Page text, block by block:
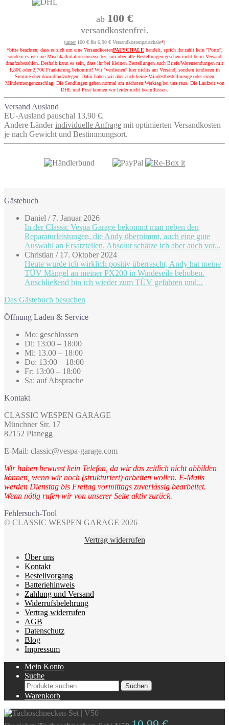
ab 100 €
versandkostenfrei.
(unter100 € für 6,90 € Versandkostenpauschale*)
*bitte beachten, dass es sich um eine VersandkostenPAUSCHALEhandelt, sprich ihr zahlt kein "Porto",
sondern es ist eine Mischkalkulation unserseites, um über alle Bestellungen gesehen nicht beim Versand
draufzubezahlen. Deshalb kann es sein, dass ihr bei kleinen Bestellungen auch Briefe/Warensendungen mit
1,80€ oder 2,70€ Frankierung bekommt! Wir "verdienen" hier nichts am Versand, sondern tendieren in
Summe eher dazu draufzulegen. Dafür haben wir aber auch keine Mindestbestellmenge oder einen
Mindermengenzuschlag. Die Sendungen gehen normal am nächsten Werktag bei uns raus. Die Laufzeit von
DHL und Post können wir leider nicht beeinflussen.
Versand Ausland
EU-Ausland pauschal 13,90 €.
Andere Länder individuelle Anfrage mit optimierten Versandkosten
je nach Gewicht und Bestimmungsort.
Gästebuch
Daniel / 7. Januar 2026
In der Classic Vespa Garage bekommt man neben den
Reparaturleistungen, die Andy übernimmt, auch eine gute
Auswahl an Ersatzteilen. Absolut schätze ich aber auch vor...
Christian / 17. Oktober 2024
Heute wurde ich wirklich positiv überrascht, Andy hat meine
TÜV Mängel an meiner PX200 in Windeseile behoben.
Anschließend bin ich wieder zum TÜV gefahren und...
Das Gästebuch besuchen
Öffnung Laden & Service
Mo: geschlossen
Di: 13:00 – 18:00
Mi: 13.00 – 18:00
Do: 13:00 – 18:00
Fr: 13:00 – 18:00
Sa: auf Absprache
Kontakt
CLASSIC WESPEN GARAGE
Münchner Str. 17
82152 Planegg
E-Mail: classic@vespa-garage.com
Wir haben bewusst kein Telefon, da wir das zeitlich nicht abbilden
können, wenn wir noch (strukturiert) arbeiten wollen. E-Mails
werden Dienstag bis Freitag vormittags zuverlässig bearbeitet.
Wenn nötig rufen wir von unserer Seite aktiv zurück.
Fehlersuch-Tool
© CLASSIC WESPEN GARAGE 2026
Vertrag widerrufen
Über uns
Kontakt
Bestellvorgang
Batteriehinweis
Zahlung und Versand
Widerrufsbelehrung
Vertrag widerrufen
AGB
Datenschutz
Blog
Impressum
Mein Konto
Suche
Suchen
nach:
Suchen
Warenkorb